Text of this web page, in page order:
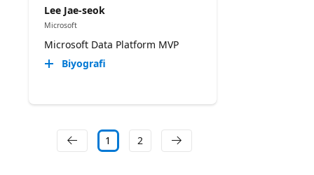
Lee Jae-seok
Microsoft
Microsoft Data Platform MVP​
Biyografi
1 2